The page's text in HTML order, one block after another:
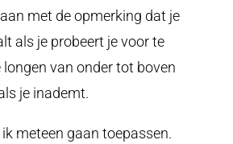
met de opmerking dat je
als je probeert je voor te
longen van onder tot boven
je inademt.
meteen gaan toepassen.